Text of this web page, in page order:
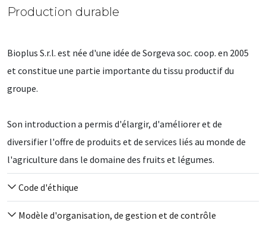
Production durable
Bioplus S.r.l. est née d'une idée de Sorgeva soc. coop. en 2005
et constitue une partie importante du tissu productif du
groupe.
Son introduction a permis d'élargir, d'améliorer et de
diversifier l'offre de produits et de services liés au monde de
l'agriculture dans le domaine des fruits et légumes.
Code d'éthique
Modèle d'organisation, de gestion et de contrôle